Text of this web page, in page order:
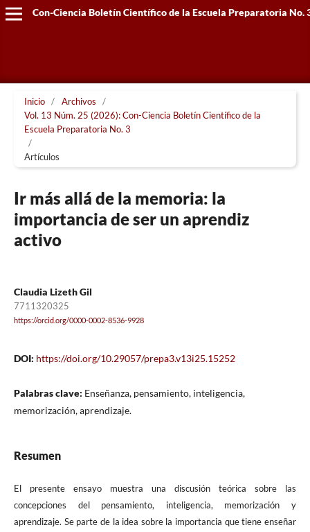
Con-Ciencia Boletín Científico de la Escuela Preparatoria No.
Inicio / Archivos
/
Vol. 13 Núm. 25 (2026): Con-Ciencia Boletín Científico de la
Escuela Preparatoria No. 3
/
Artículos
Ir más allá de la memoria: la
importancia de ser un aprendiz
activo
Claudia Lizeth Gil
7711320325
https://orcid.org/0000-0002-8536-9928
DOI: https://doi.org/10.29057/prepa3.v13i25.15252
Palabras clave: Enseñanza, pensamiento, inteligencia,
memorización, aprendizaje.
Resumen
El presente ensayo muestra una discusión teórica sobre las
concepciones del pensamiento, inteligencia, memorización y
aprendizaje. Se parte de la idea sobre la importancia que tiene enseñar